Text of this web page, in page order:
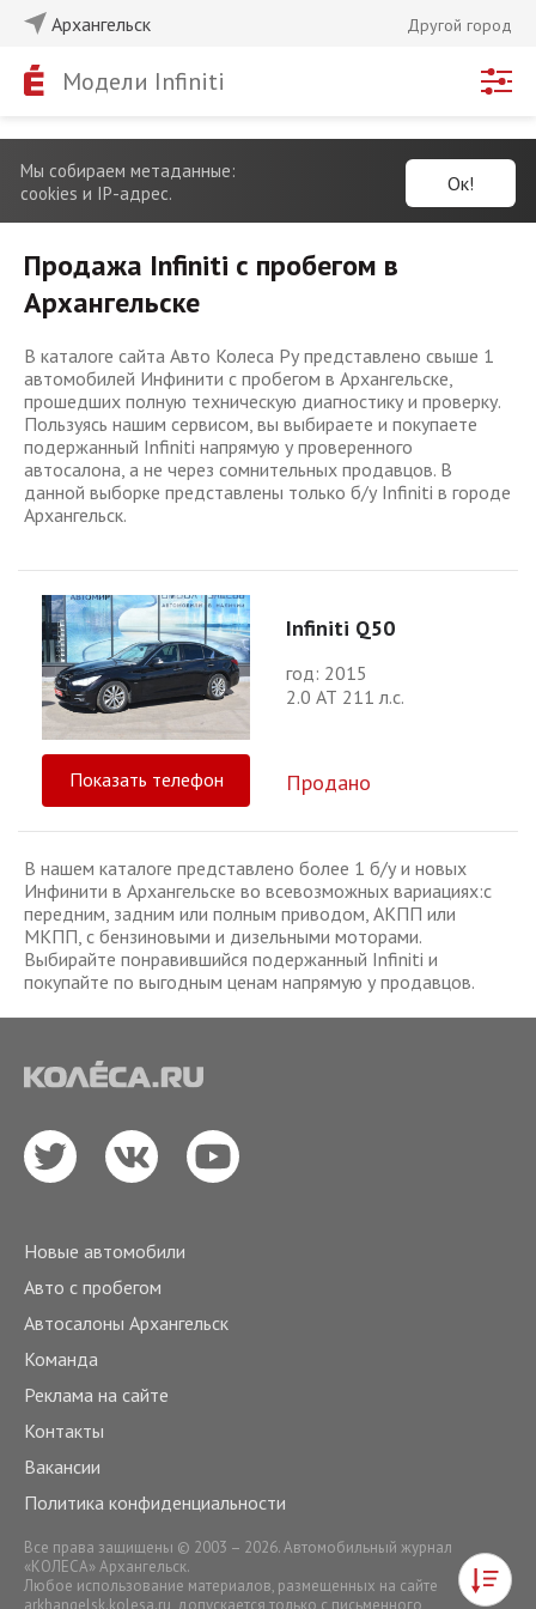
Архангельск Другой город
Модели Infiniti
Мы собираем метаданные:
cookies и IP-адрес.
Ок!
Продажа Infiniti с пробегом в
Архангельске
В каталоге сайта Авто Колеса Ру представлено свыше 1
автомобилей Инфинити с пробегом в Архангельске,
прошедших полную техническую диагностику и проверку.
Пользуясь нашим сервисом, вы выбираете и покупаете
подержанный Infiniti напрямую у проверенного
автосалона, а не через сомнительных продавцов. В
данной выборке представлены только б/у Infiniti в городе
Архангельск.
Infiniti Q50
год: 2015
2.0 АТ 211 л.с.
Показать телефон Продано
В нашем каталоге представлено более 1 б/у и новых
Инфинити в Архангельске во всевозможных вариациях:с
передним, задним или полным приводом, АКПП или
МКПП, с бензиновыми и дизельными моторами.
Выбирайте понравившийся подержанный Infiniti и
покупайте по выгодным ценам напрямую у продавцов.
Новые автомобили
Авто с пробегом
Автосалоны Архангельск
Команда
Реклама на сайте
Контакты
Вакансии
Политика конфиденциальности
Все права защищены © 2003 – 2026. Автомобильный журнал
«КОЛЕСА» Архангельск.
Любое использование материалов, размещенных на сайте
arkhangelsk.kolesa.ru , допускается только с письменного